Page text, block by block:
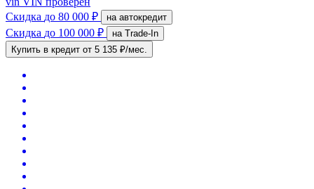
Скидка до 80 000 ₽ на автокредит
Скидка до 100 000 ₽
на Trade-In
Купить в кредит от 5 135 ₽/мес.